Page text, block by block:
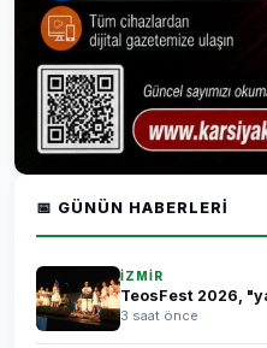
📅 GÜNÜN HABERLERI
İZMİR
TeosFest 2026,
3 saat önce